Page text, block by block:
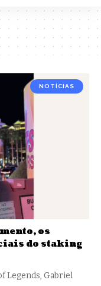
NOTÍCIAS
os
do staking
Legends, Gabriel